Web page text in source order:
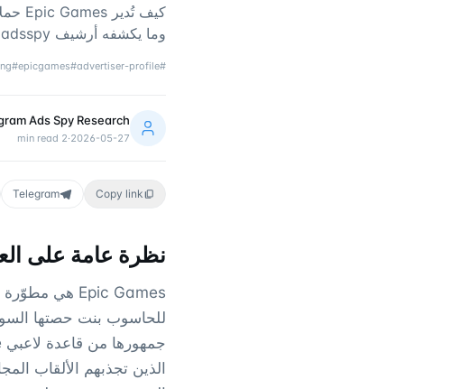
وما يكشفه أرشيف tgadsspy عن منصة الألعاب هذه.
#
advertiser-profile
#
epicgames
#
Ads Spy Research
2026-05-27
·
2
min read
Copy link
Telegram
نظرة عامة على
للحاسوب بنت حصتها